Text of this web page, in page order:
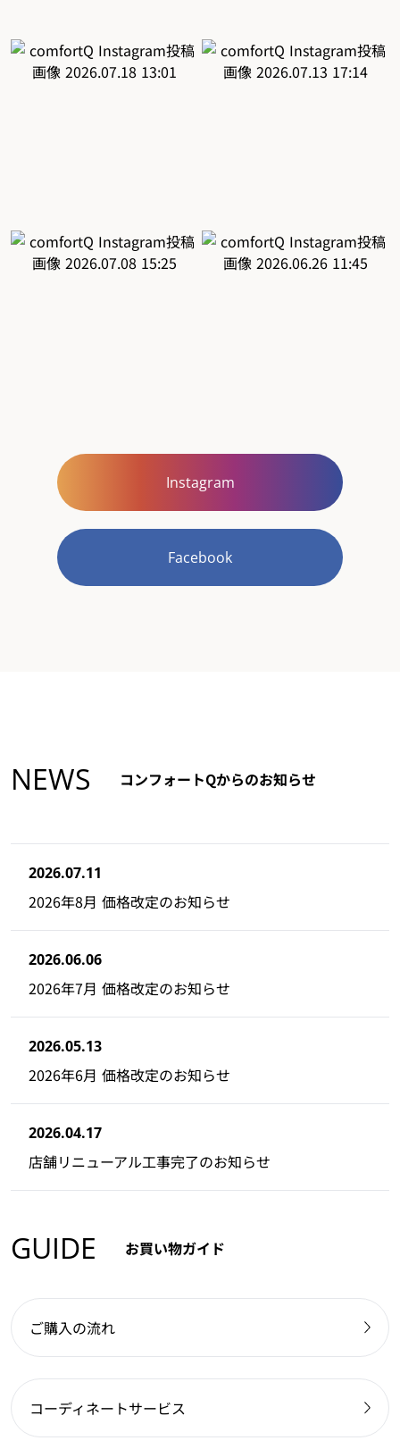
Instagram
Facebook
NEWS コンフォートQからのお知らせ
2026.07.11
2026年8月 価格改定のお知らせ
2026.06.06
2026年7月 価格改定のお知らせ
2026.05.13
2026年6月 価格改定のお知らせ
2026.04.17
店舗リニューアル工事完了のお知らせ
GUIDE お買い物ガイド
ご購入の流れ
コーディネートサービス